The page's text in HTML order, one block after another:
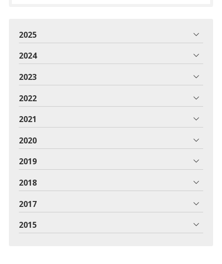
2025
2024
2023
2022
2021
2020
2019
2018
2017
2015